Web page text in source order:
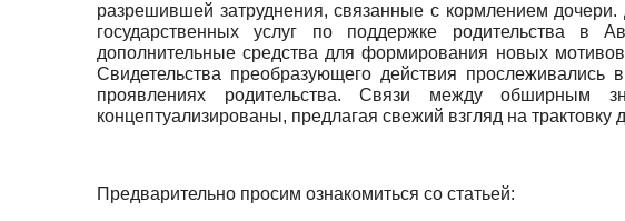
разрешившей затруднения, связанные с кормлением
государственных услуг по поддержке родительства в
дополнительные средства для формирования новых
Свидетельства преобразующего действия
проявлениях родительства. Связи между обширным
концептуализированы, предлагая свежий взгляд на
Предварительно просим ознакомиться со статьей: